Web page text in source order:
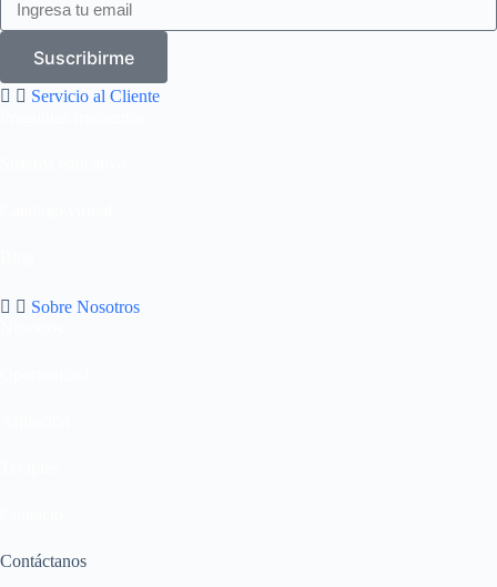
Suscribirme
Servicio al Cliente
Sobre Nosotros
Contáctanos